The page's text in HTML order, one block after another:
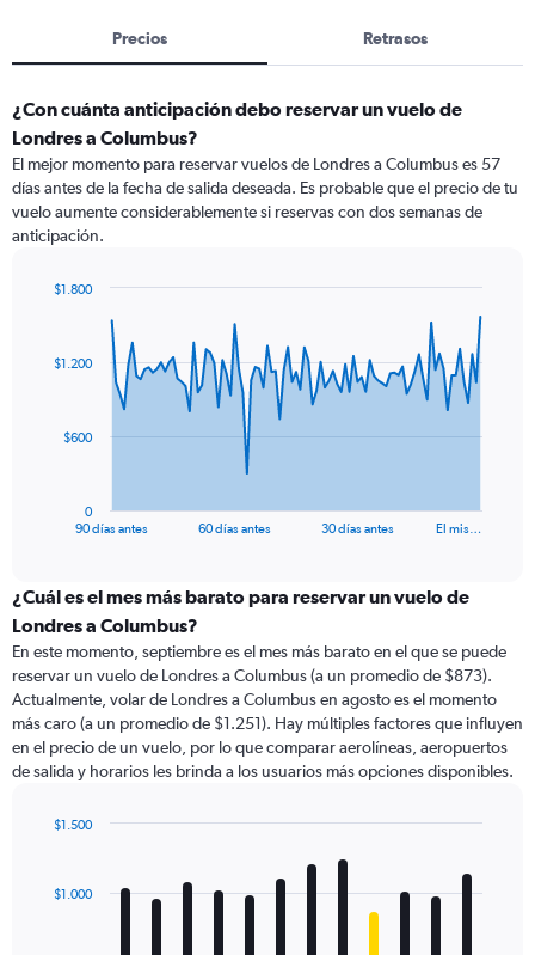
Precios Retrasos
¿Con cuánta anticipación debo reservar un vuelo de
Londres a Columbus?
El mejor momento para reservar vuelos de Londres a Columbus es 57
días antes de la fecha de salida deseada. Es probable que el precio de tu
vuelo aumente considerablemente si reservas con dos semanas de
anticipación.
data
The
categories.
Range:
categories.
The
chart
has
1
Y
displaying
90 días antes 60 días antes 30 días antes El mis…
0
$600
$1.200
$1.800
¿Cuál es el mes más barato para reservar un vuelo de
Londres a Columbus?
En este momento, septiembre es el mes más barato en el que se puede
reservar un vuelo de Londres a Columbus (a un promedio de $873).
Actualmente, volar de Londres a Columbus en agosto es el momento
más caro (a un promedio de $1.251). Hay múltiples factores que influyen
en el precio de un vuelo, por lo que comparar aerolíneas, aeropuertos
de salida y horarios les brinda a los usuarios más opciones disponibles.
with
12
$1.000
$1.500